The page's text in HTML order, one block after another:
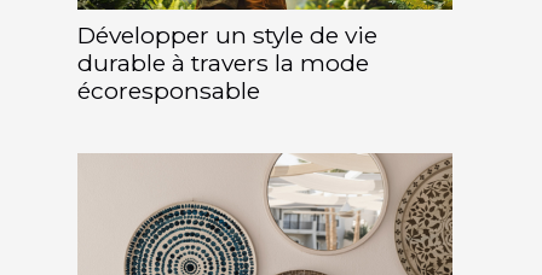
Développer un style de vie
durable à travers la mode
écoresponsable